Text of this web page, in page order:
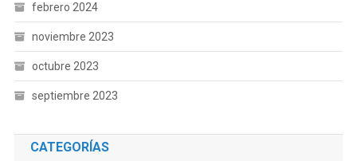
febrero 2024
noviembre 2023
octubre 2023
septiembre 2023
CATEGORÍAS